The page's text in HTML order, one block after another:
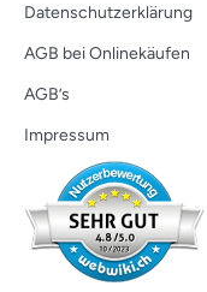
Datenschutzerklärung
AGB bei Onlinekäufen
AGB’s
Impressum